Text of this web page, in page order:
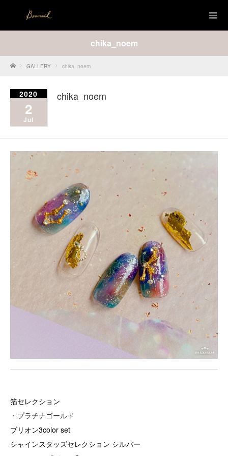
chika_noem
Home GALLERY chika_noem
2020
2
Jul
chika_noem
箔セレクション
・プラチナゴールド
ブリオン3color set
シャインスタッズセレクション シルバー